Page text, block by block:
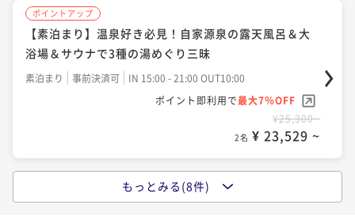
ポイントアップ
【素泊まり】温泉好き必見！自家源泉の露天風呂＆大
浴場＆サウナで3種の湯めぐり三昧
素泊まり 事前決済可
IN 15:00 - 21:00 OUT10:00
ポイント即利用で最大7％OFF
¥25,300~
2名 ¥ 23,529 ~
【朝食付プラン】自由気ままに湯河原を愉しむ◆お重
もっとみる(8件)